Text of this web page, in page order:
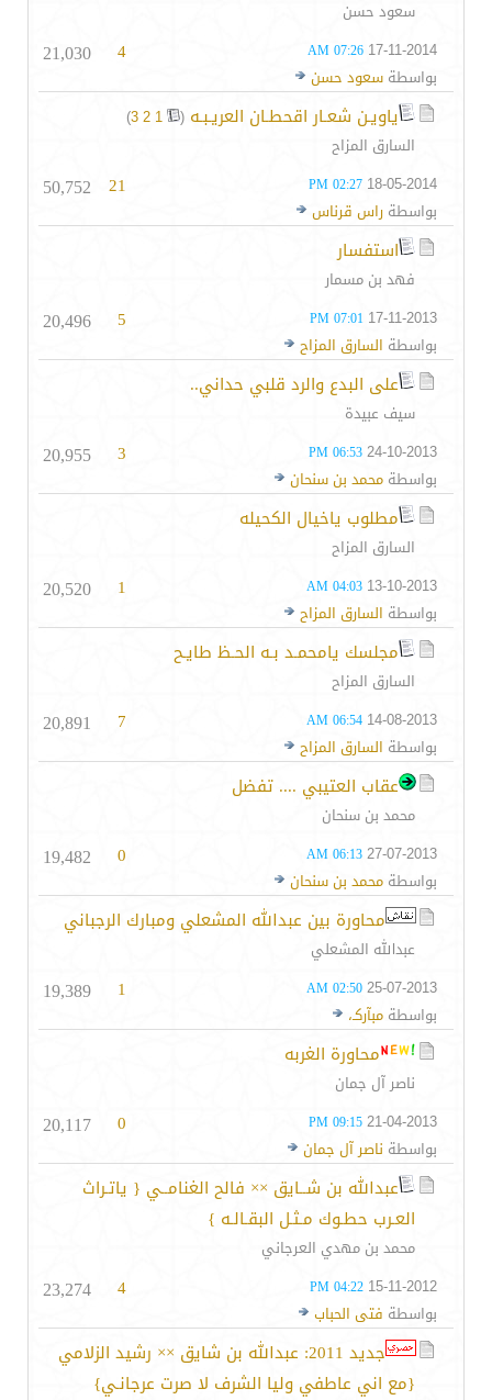
سعود حسن
17-11-2014
07:26 AM
بواسطة سعود حسن
4
21,030
ياويـن شعـار اقحطـان العريـبـه (
1
2
3
)
السارق المزاح
18-05-2014
02:27 PM
بواسطة راس قرناس
21
50,752
استفسار
فهد بن مسمار
17-11-2013
07:01 PM
بواسطة السارق المزاح
5
20,496
على البدع والرد قلبي حداني..
سيف عبيدة
24-10-2013
06:53 PM
بواسطة محمد بن سنحان
3
20,955
مطلوب ياخيال الكحيله
السارق المزاح
13-10-2013
04:03 AM
بواسطة السارق المزاح
1
20,520
مجلسك يامحمـد بـه الحـظ طايـح
السارق المزاح
14-08-2013
06:54 AM
بواسطة السارق المزاح
7
20,891
عقاب العتيبي .... تفضل
محمد بن سنحان
27-07-2013
06:13 AM
بواسطة محمد بن سنحان
0
19,482
محاورة بين عبدالله المشعلي ومبارك الرجباني
عبدالله المشعلي
25-07-2013
02:50 AM
بواسطة مبآركـ،
1
19,389
محاورة الغربه
ناصر آل جمان
21-04-2013
09:15 PM
بواسطة ناصر آل جمان
0
20,117
عبدالله بن شــايق ×× فالح الغنامــي { ياتـراث
العـرب حطـوك مـثـل البقـالـه }
محمد بن مهدي العرجاني
15-11-2012
04:22 PM
بواسطة فتى الحباب
4
23,274
جديد 2011: عبدالله بن شايق ×× رشيد الزلامي
{مع اني عاطفي وليا الشرف لا صرت عرجانـي}